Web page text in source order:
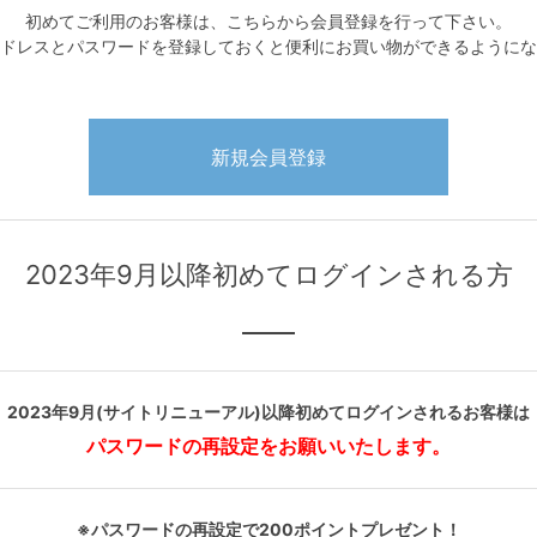
初めてご利用のお客様は、こちらから会員登録を行って下さい。
レスとパスワードを登録しておくと便利にお買い物ができるように
2023年9月以降初めてログインされる方
2023年9月(サイトリニューアル)以降初めてログインされるお客様は
パスワードの再設定をお願いいたします。
※パスワードの再設定で200ポイントプレゼント！